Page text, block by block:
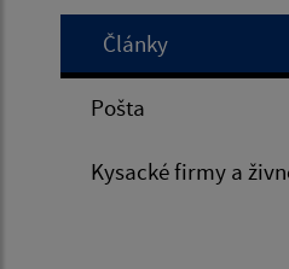
Články
Pošta
Kysacké firmy a